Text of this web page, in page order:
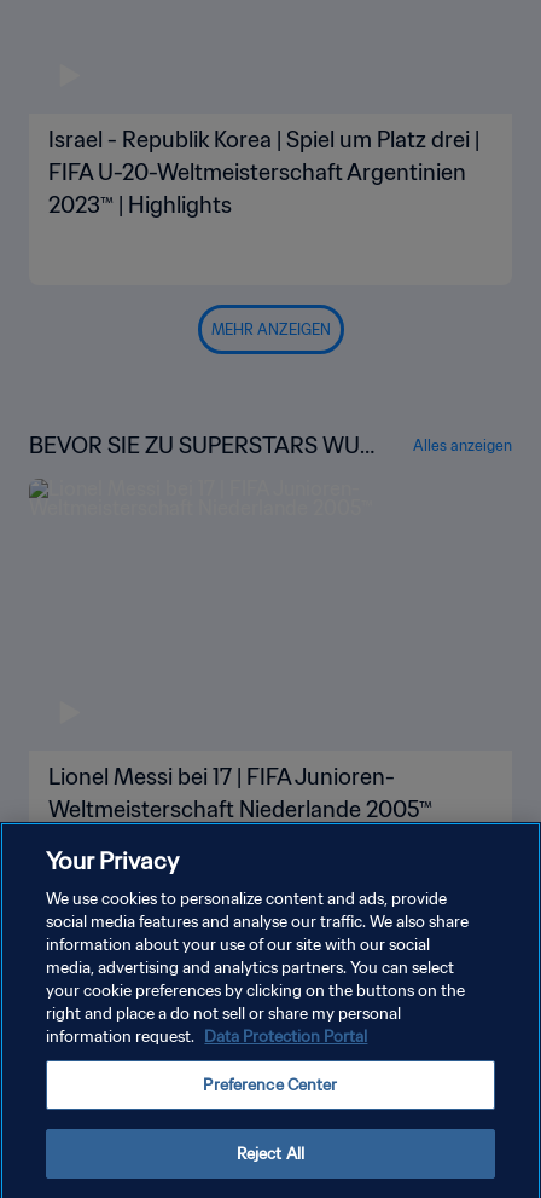
Israel - Republik Korea | Spiel um Platz drei |
FIFA U-20-Weltmeisterschaft Argentinien
2023™ | Highlights
MEHR ANZEIGEN
BEVOR SIE ZU SUPERSTARS WUR
DEN
Alles anzeigen
Lionel Messi bei 17 | FIFA Junioren-
Weltmeisterschaft Niederlande 2005™
Your Privacy
We use cookies to personalize content and ads, provide
social media features and analyse our traffic. We also share
information about your use of our site with our social
media, advertising and analytics partners. You can select
your cookie preferences by clicking on the buttons on the
right and place a do not sell or share my personal
information request. Data Protection Portal
Preference Center
Reject All